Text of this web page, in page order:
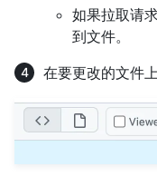
如果拉取请
到文件。
在要更改的文件